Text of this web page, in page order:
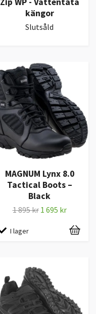
kängor
Slutsåld
MAGNUM Lynx 8.0
Tactical Boots –
Black
1 895 kr 1 695 kr
I lager